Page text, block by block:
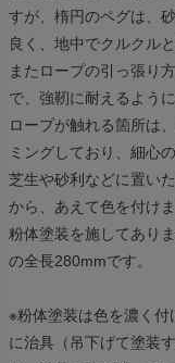
すが、楕円のペグは、
良く、地中でクルクル
またロープの引っ張り
で、強靭に耐えるよう
ロープが触れる箇所は
ミングしており、細心
芝生や砂利などに置い
から、あえて色を付け
粉体塗装を施してあり
の全長280mmです。
※粉体塗装は色を濃く
に治具（吊下げて塗装